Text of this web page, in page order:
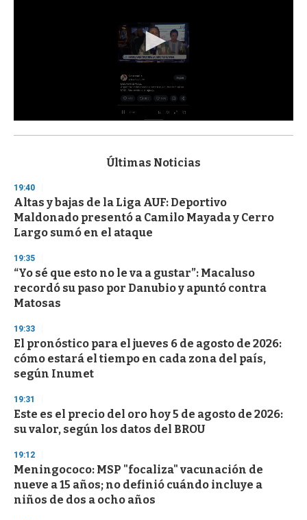
s
d
s
o
f
3
s
e
o
n
Últimas Noticias
19:40
Altas y bajas de la Liga AUF: Deportivo
Maldonado presentó a Camilo Mayada y Cerro
Largo sumó en el ataque
19:35
“Yo sé que esto no le va a gustar”: Macaluso
recordó su paso por Danubio y apuntó contra
Matosas
19:33
El pronóstico para el jueves 6 de agosto de 2026:
cómo estará el tiempo en cada zona del país,
según Inumet
19:31
Este es el precio del oro hoy 5 de agosto de 2026:
su valor, según los datos del BROU
19:12
Meningococo: MSP "focaliza" vacunación de
nueve a 15 años; no definió cuándo incluye a
niños de dos a ocho años